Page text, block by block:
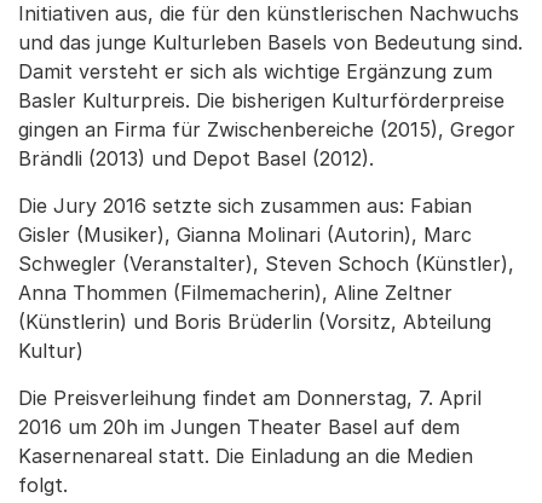
Initiativen aus, die für den künstlerischen Nachwuchs
und das junge Kulturleben Basels von Bedeutung sind.
Damit versteht er sich als wichtige Ergänzung zum
Basler Kulturpreis. Die bisherigen Kulturförderpreise
gingen an Firma für Zwischenbereiche (2015), Gregor
Brändli (2013) und Depot Basel (2012).
Die Jury 2016 setzte sich zusammen aus: Fabian
Gisler (Musiker), Gianna Molinari (Autorin), Marc
Schwegler (Veranstalter), Steven Schoch (Künstler),
Anna Thommen (Filmemacherin), Aline Zeltner
(Künstlerin) und Boris Brüderlin (Vorsitz, Abteilung
Kultur)
Die Preisverleihung findet am Donnerstag, 7. April
2016 um 20h im Jungen Theater Basel auf dem
Kasernenareal statt. Die Einladung an die Medien
folgt.